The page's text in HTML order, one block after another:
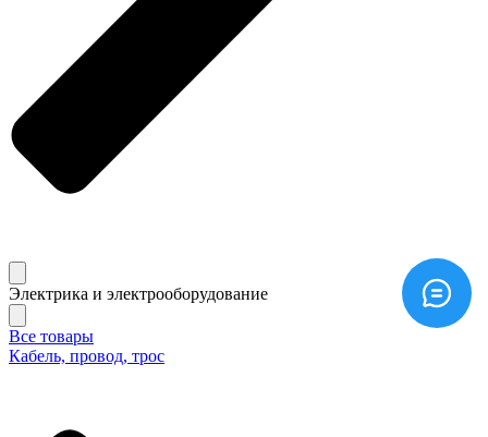
Электрика и электрооборудование
Все товары
Кабель, провод, трос